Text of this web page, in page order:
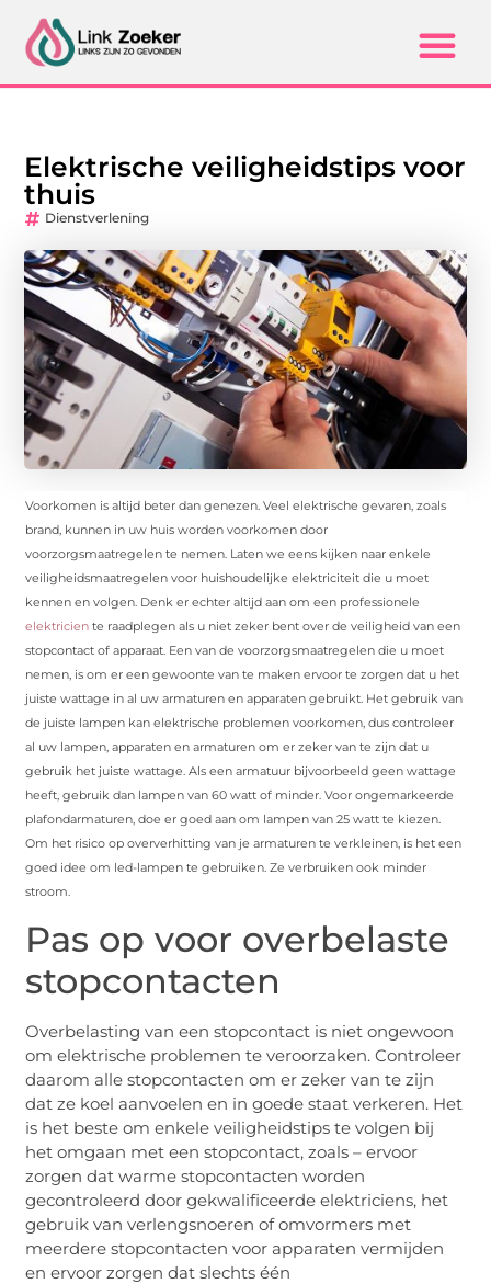
Elektrische veiligheidstips voor
thuis
Dienstverlening
Voorkomen is altijd beter dan genezen. Veel elektrische gevaren, zoals
brand, kunnen in uw huis worden voorkomen door
voorzorgsmaatregelen te nemen. Laten we eens kijken naar enkele
veiligheidsmaatregelen voor huishoudelijke elektriciteit die u moet
kennen en volgen. Denk er echter altijd aan om een ​​professionele
elektricien te raadplegen als u niet zeker bent over de veiligheid van een
stopcontact of apparaat. Een van de voorzorgsmaatregelen die u moet
nemen, is om er een gewoonte van te maken ervoor te zorgen dat u het
juiste wattage in al uw armaturen en apparaten gebruikt. Het gebruik van
de juiste lampen kan elektrische problemen voorkomen, dus controleer
al uw lampen, apparaten en armaturen om er zeker van te zijn dat u
gebruik het juiste wattage. Als een armatuur bijvoorbeeld geen wattage
heeft, gebruik dan lampen van 60 watt of minder. Voor ongemarkeerde
plafondarmaturen, doe er goed aan om lampen van 25 watt te kiezen.
Om het risico op oververhitting van je armaturen te verkleinen, is het een
goed idee om led-lampen te gebruiken. Ze verbruiken ook minder
stroom.
Pas op voor overbelaste
stopcontacten
Overbelasting van een stopcontact is niet ongewoon
om elektrische problemen te veroorzaken. Controleer
daarom alle stopcontacten om er zeker van te zijn
dat ze koel aanvoelen en in goede staat verkeren. Het
is het beste om enkele veiligheidstips te volgen bij
het omgaan met een stopcontact, zoals – ervoor
zorgen dat warme stopcontacten worden
gecontroleerd door gekwalificeerde elektriciens, het
gebruik van verlengsnoeren of omvormers met
meerdere stopcontacten voor apparaten vermijden
en ervoor zorgen dat slechts één